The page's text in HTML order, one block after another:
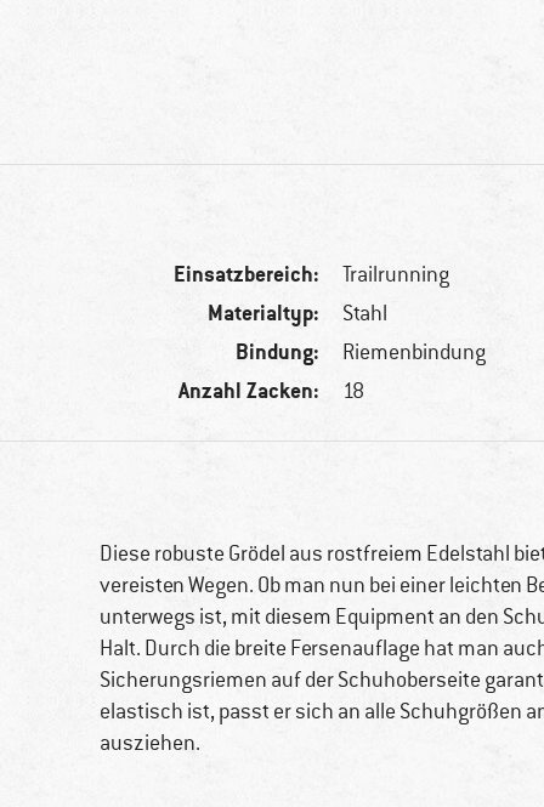
Einsatzbereich: Trailrunning
Materialtyp: Stahl
Bindung: Riemenbindung
Anzahl Zacken: 18
Diese robuste Grödel aus rostfreiem Edelstahl
vereisten Wegen. Ob man nun bei einer leichten
unterwegs ist, mit diesem Equipment an den
Halt. Durch die breite Fersenauflage hat man
Sicherungsriemen auf der Schuhoberseite
elastisch ist, passt er sich an alle Schuhgrößen
ausziehen.